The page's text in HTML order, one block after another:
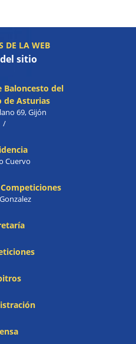
DE LA WEB
sitio
Baloncesto del
de Asturias
69, Gijón
/
Cuervo